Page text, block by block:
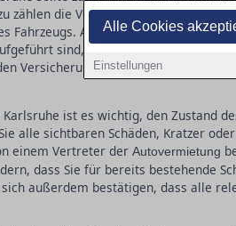
Alle Cookies
Einstellungen
zählen die Versicherungspakete, die
Fahrzeugs. Achten Sie darauf, dass
sind, um späteren
Versicherungsbedingungen
ist es wichtig, den Zustand
alle sichtbaren Schäden, Kratzer
einem Vertreter der Autovermietung
dass Sie für bereits bestehende
außerdem bestätigen, dass alle